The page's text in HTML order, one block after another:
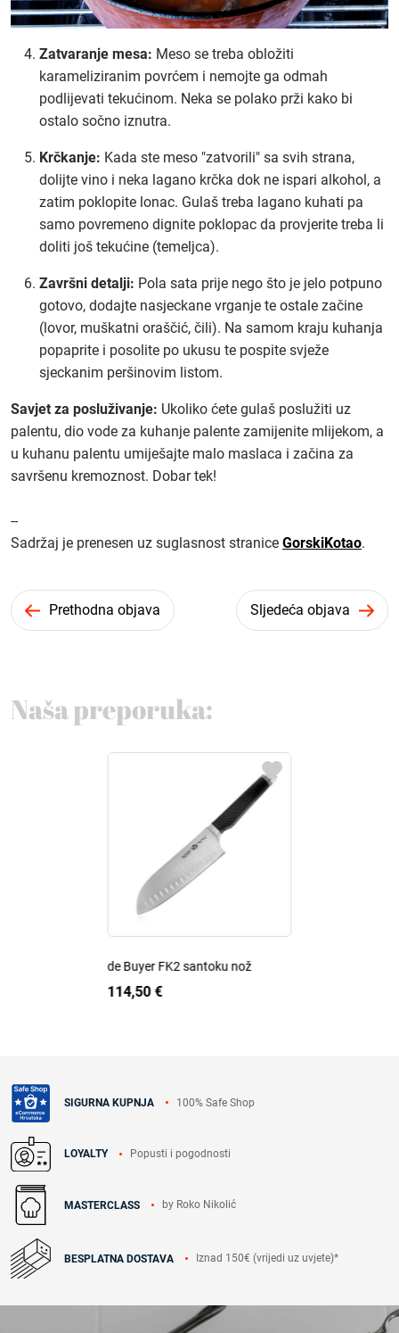
Zatvaranje mesa: Meso se treba obložiti
karameliziranim povrćem i nemojte ga odmah
podlijevati tekućinom. Neka se polako prži kako bi
ostalo sočno iznutra.
Krčkanje: Kada ste meso "zatvorili" sa svih strana,
dolijte vino i neka lagano krčka dok ne ispari alkohol, a
zatim poklopite lonac. Gulaš treba lagano kuhati pa
samo povremeno dignite poklopac da provjerite treba li
doliti još tekućine (temeljca).
Završni detalji: Pola sata prije nego što je jelo potpuno
gotovo, dodajte nasjeckane vrganje te ostale začine
(lovor, muškatni oraščić, čili). Na samom kraju kuhanja
popaprite i posolite po ukusu te pospite svježe
sjeckanim peršinovim listom.
Savjet za posluživanje: Ukoliko ćete gulaš poslužiti uz
palentu, dio vode za kuhanje palente zamijenite mlijekom, a
u kuhanu palentu umiješajte malo maslaca i začina za
savršenu kremoznost. Dobar tek!
--
Sadržaj je prenesen uz suglasnost stranice GorskiKotao.
Prethodna objava Sljedeća objava
Naša preporuka:
de Buyer FK2 santoku nož
114,50 €
SIGURNA KUPNJA 100% Safe Shop
LOYALTY Popusti i pogodnosti
MASTERCLASS by Roko Nikolić
BESPLATNA DOSTAVA Iznad 150€ (vrijedi uz uvjete)*